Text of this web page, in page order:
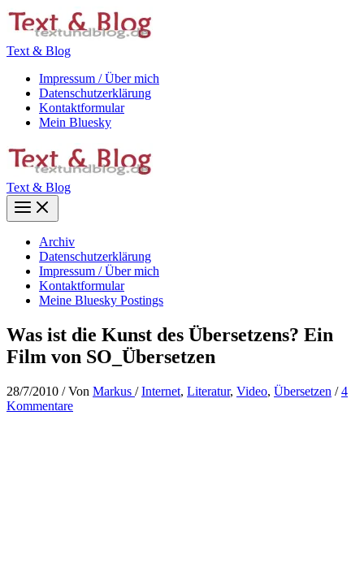
Zum
Inhalt
Text & Blog
Impressum / Über mich
Datenschutzerklärung
Kontaktformular
Mein Bluesky
Text & Blog
Main
Menu
Archiv
Datenschutzerklärung
Impressum / Über mich
Kontaktformular
Meine Bluesky Postings
Was ist die Kunst des Übersetzens? Ein
Film von SO_Übersetzen
28/7/2010 / Von Markus /Internet, Literatur, Video, Übersetzen /4
Kommentare